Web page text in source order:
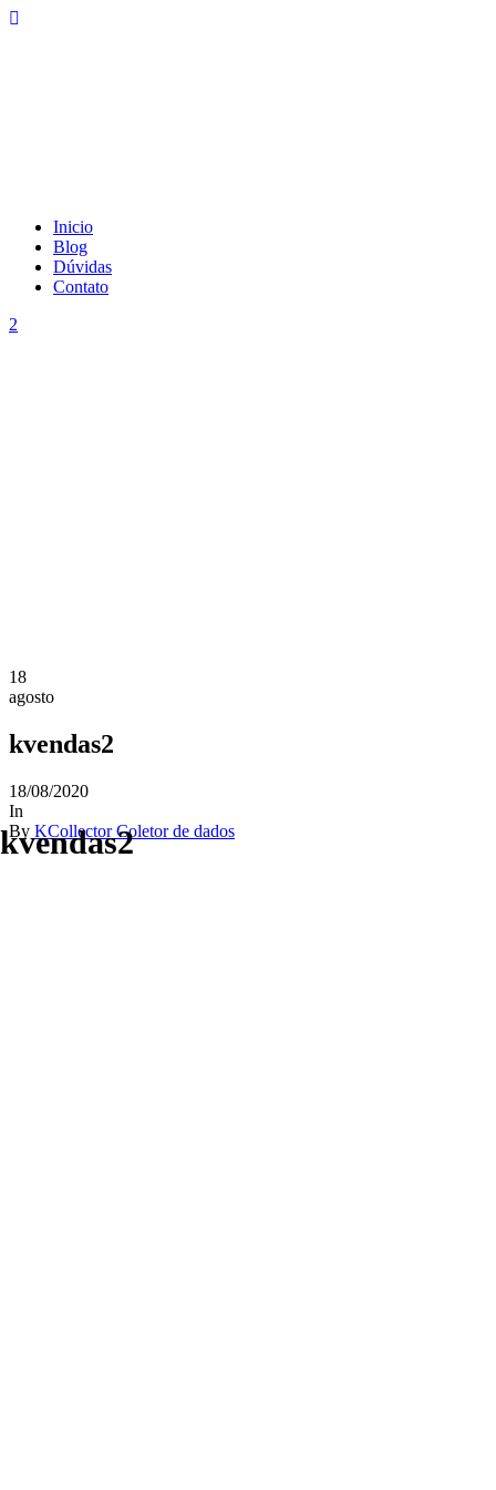
Inicio
Blog
Dúvidas
Contato
kvendas2
18
agosto
kvendas2
18/08/2020
In
By KCollector Coletor de dados